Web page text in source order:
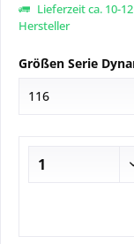
Lieferzeit ca. 10-
Hersteller
Größen Serie